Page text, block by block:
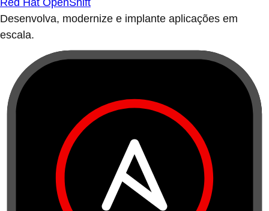
Red Hat OpenShift
Desenvolva, modernize e implante aplicações em
escala.